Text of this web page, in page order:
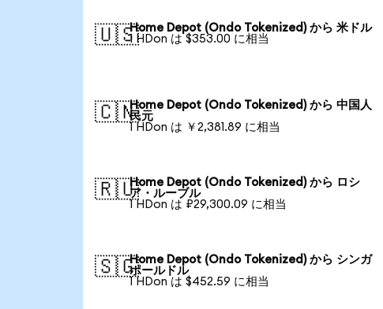
🇺🇸Home Depot (Ondo Tokenized) から 米ドル
1 HDon は $353.00 に相当
🇨🇳Home Depot (Ondo Tokenized) から 中国人
民元
1 HDon は ￥2,381.89 に相当
🇷🇺Home Depot (Ondo Tokenized) から ロシ
ア・ルーブル
1 HDon は ₽29,300.09 に相当
🇸🇬Home Depot (Ondo Tokenized) から シンガ
ポールドル
1 HDon は $452.59 に相当